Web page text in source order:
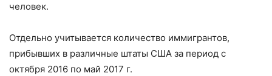
человек.
Отдельно учитывается количество иммигрантов,
прибывших в различные штаты США за период с
октября 2016 по май 2017 г.